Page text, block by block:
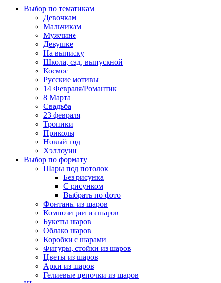
Выбор по тематикам
Девочкам
Мальчикам
Мужчине
Девушке
На выписку
Школа, сад, выпускной
Космос
Русские мотивы
14 Февраля/Романтик
8 Марта
Свадьба
23 февраля
Тропики
Приколы
Новый год
Хэллоуин
Выбор по формату
Шары под потолок
Без рисунка
С рисунком
Выбрать по фото
Фонтаны из шаров
Композиции из шаров
Букеты шаров
Облако шаров
Коробки с шарами
Фигуры, стойки из шаров
Цветы из шаров
Арки из шаров
Гелиевые цепочки из шаров